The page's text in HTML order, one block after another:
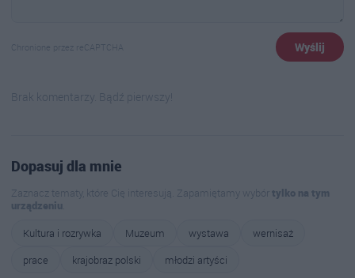
Chronione przez reCAPTCHA Wyślij
Brak komentarzy. Bądź pierwszy!
Dopasuj dla mnie
Zaznacz tematy, które Cię interesują. Zapamiętamy wybórtylko na tym
urządzeniu.
Kultura i rozrywka
Muzeum wystawa
wernisaż
prace
krajobraz polski młodzi artyści